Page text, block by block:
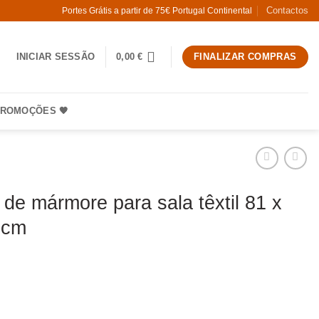
Portes Grátis a partir de 75€ Portugal Continental Contactos
INICIAR SESSÃO 0,00€ FINALIZAR COMPRAS
🧡
mármore para sala têxtil 81 x